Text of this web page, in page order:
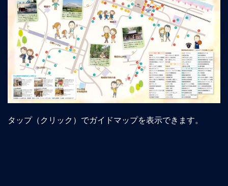
タップ（クリック）でガイドマップを表示できます。